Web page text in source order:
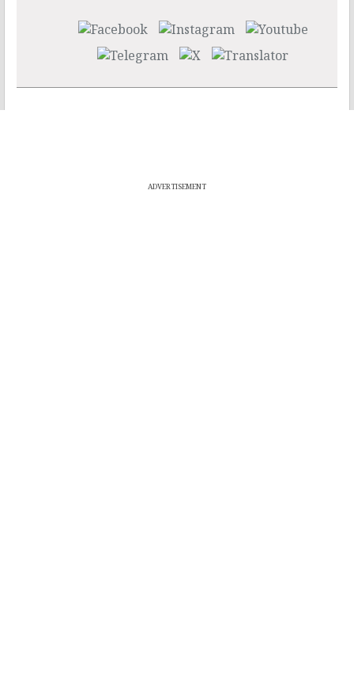
ADVERTISEMENT